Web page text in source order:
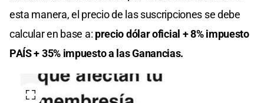
esta manera, el precio de las suscripciones se debe
calcular en base a: precio dólar oficial + 8% impuesto
PAÍS + 35% impuesto a las Ganancias.